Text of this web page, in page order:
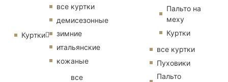
Куртки
все куртки
демисезонные
зимние
итальянские
кожаные
все
Пальто на
меху
Куртки
все куртки
Пуховики
Пальто